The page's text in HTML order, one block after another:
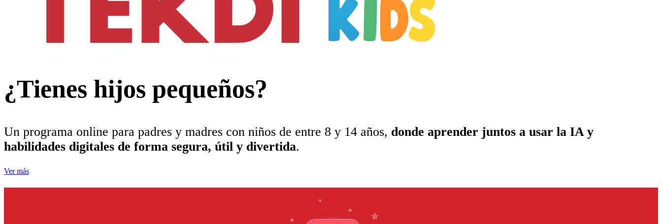
¿Tienes hijos pequeños?
Un programa online para padres y madres con niños de entre 8 y 14 años, donde aprender juntos a usar la IA y
habilidades digitales de forma segura, útil y divertida.
Ver más